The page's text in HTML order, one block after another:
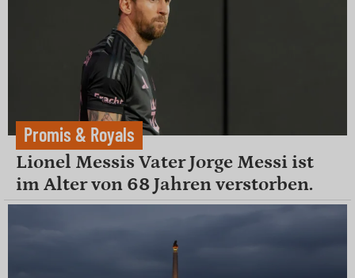
Promis & Royals
Lionel Messis Vater Jorge Messi ist
im Alter von 68 Jahren verstorben.